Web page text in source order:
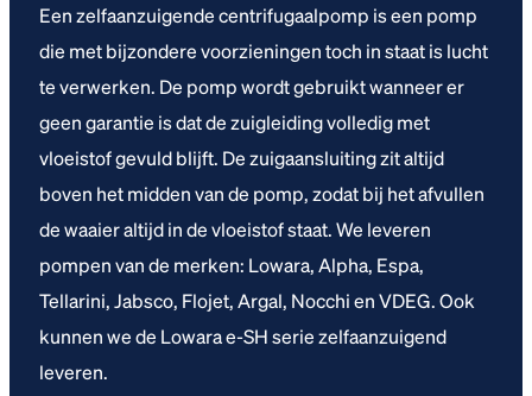
Een zelfaanzuigende centrifugaalpomp is een pomp
die met bijzondere voorzieningen toch in staat is lucht
te verwerken. De pomp wordt gebruikt wanneer er
geen garantie is dat de zuigleiding volledig met
vloeistof gevuld blijft. De zuigaansluiting zit altijd
boven het midden van de pomp, zodat bij het afvullen
de waaier altijd in de vloeistof staat. We leveren
pompen van de merken: Lowara, Alpha, Espa,
Tellarini, Jabsco, Flojet, Argal, Nocchi en VDEG. Ook
kunnen we de Lowara e-SH serie zelfaanzuigend
leveren.